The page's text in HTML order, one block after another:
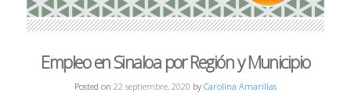
Empleo en Sinaloa por Región y Municipio
Posted on 22 septiembre, 2020 by Carolina Amarillas